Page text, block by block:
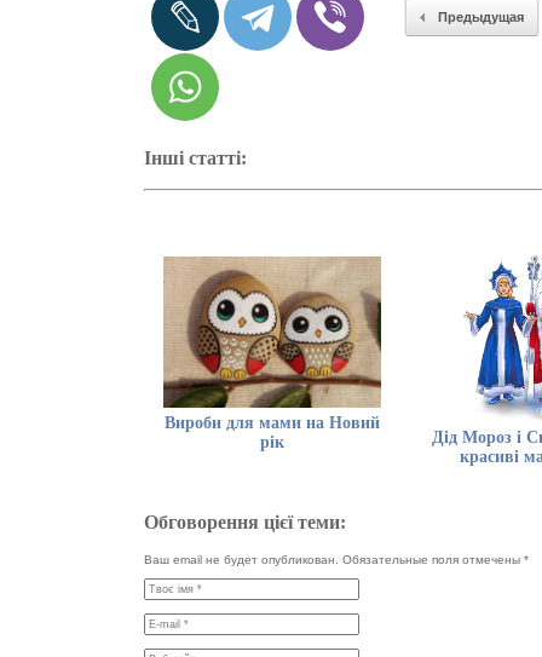
Предыдущая
Інші статті:
Вироби для мами на Новий
рік
Дід Мороз і
красиві
Обговорення цієї теми:
Ваш email не будет опубликован. Обязательные поля отмечены*